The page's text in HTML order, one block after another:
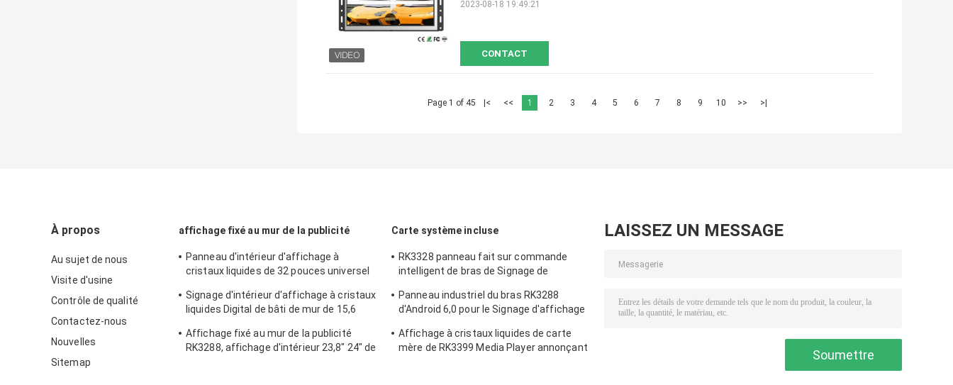
CONTACT
2023-08-18 19:49:21
Page 1 of 45 |< << 1 2 3 4 5 6 7 8 9 10 >> >|
À propos
Au sujet de nous
Visite d'usine
Contrôle de qualité
Contactez-nous
Nouvelles
Sitemap
affichage fixé au mur de la publicité
Panneau d'intérieur d'affichage à
cristaux liquides de 32 pouces universel
soutien d'affichage
Signage d'intérieur d'affichage à cristaux
liquides Digital de bâti de mur de 15,6
d'affichage avec LAN BT 4G LTE de WIFI
facultatif
Affichage fixé au mur de la publicité
RK3288, affichage d'intérieur 23,8" 24" de
Carte système incluse
RK3328 panneau fait sur commande
intelligent de bras de Signage de
Panneau industriel du bras RK3288
d'Android 6,0 pour le Signage d'affichage
Affichage à cristaux liquides de carte
mère de RK3399 Media Player annonçant
LAISSEZ UN MESSAGE